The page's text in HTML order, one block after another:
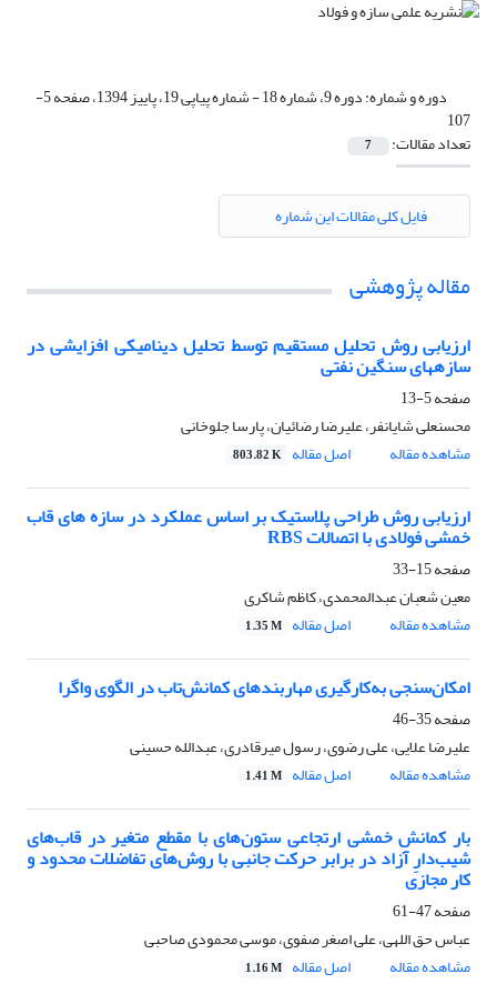
دوره و شماره: دوره 9، شماره 18 - شماره پیاپی 19، پاییز 1394، صفحه 5-
107
تعداد مقالات: 7
فایل کلی مقالات این شماره
مقاله پژوهشی
ارزیابی روش تحلیل مستقیم توسط تحلیل دینامیکی افزایشی در
سازههای سنگین نفتی
صفحه5-13
محسنعلی شایانفر، علیرضا رضائیان، پارسا جلوخانی
مشاهده مقاله
اصل مقاله 803.82 K
ارزیابی روش طراحی پلاستیک بر اساس عملکرد در سازه های قاب
خمشی فولادی با اتصالات RBS
صفحه15-33
معین شعبان عبدالمحمدی، کاظم شاکری
مشاهده مقاله
اصل مقاله 1.35 M
امکان‌سنجی به‌کارگیری مهاربندهای کمانش‌تاب در الگوی واگرا
صفحه35-46
علیرضا علایی، علی رضوی، رسول میرقادری، عبدالله حسینی
مشاهده مقاله
اصل مقاله 1.41 M
بار کمانش خمشی ارتجاعی ستون‌های با مقطع متغیر در قاب‌های
شیب‌دارِ آزاد در برابر حرکت جانبی با روش‌های تفاضلات محدود و
کار مجازی
صفحه47-61
عباس حق اللهی، علی اصغر صفوی، موسی محمودی صاحبی
مشاهده مقاله
اصل مقاله 1.16 M